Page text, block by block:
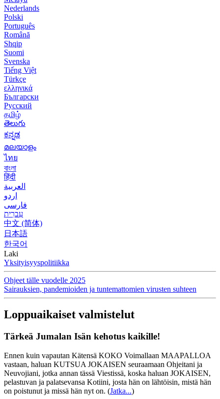
Nederlands
Polski
Português
Română
Shqip
Suomi
Svenska
Tiếng Việt
Türkçe
ελληνικά
Български
Русский
தமிழ்
తెలుగు
ಕನ್ನಡ
മലയാളം
ไทย
বাংলা
हिंदी
العربية
اردو
فارسی
עִברִית
中文 (简体)
日本語
한국어
Laki
Yksityisyyspolitiikka
Ohjeet tälle vuodelle 2025
Sairauksien, pandemioiden ja tuntemattomien virusten suhteen
Loppuaikaiset valmistelut
Tärkeä Jumalan Isän kehotus kaikille!
Ennen kuin vapautan Kätensä KOKO Voimallaan MAAPALLOA
vastaan, haluan KUTSUA JOKAISEN seuraamaan Ohjeitani ja
Neuvojiani, jotka annan tässä Viestissä, koska haluan JOKAISEN,
pelastuvan ja palatsevansa Kotiini, josta hän on lähtöisin, mistä hän
on poistunut ja missä hän nyt on. (Jatka...)